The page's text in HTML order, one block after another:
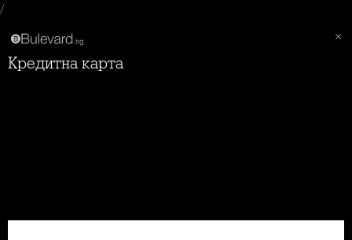
/
Кредитна карта